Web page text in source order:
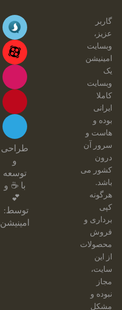
گاربر
عزیز،
وبسایت
امینیشن
یک
وبسایت
کاملا
ایرانی
بوده و
هاست و
سرور آن
درون
کشور می
باشد.
هرگونه
کپی
برداری و
فروش
محصولات
از این
سایت،
مجاز
نبوده و
مشکل
طراحی
و
توسعه
با ☕ و
💕
توسط:
امینیشن